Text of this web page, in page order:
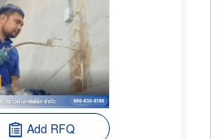
Add RFQ